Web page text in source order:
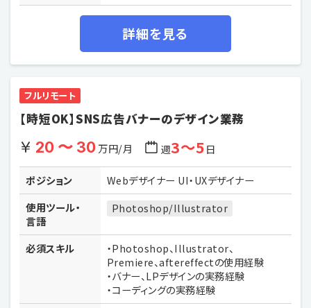
詳細を見る
フルリモート
【時短OK】SNS広告バナーのデザイン業務
20 〜 30万円/月 週3〜5日
ポジション
Webデザイナー UI・UXデザイナー
使用ツール・
言語
Photoshop/Illustrator
必須スキル
・Photoshop、Illustrator、
Premiere、aftereffectの使用経験
・バナー、LPデザインの実務経験
・コーディングの実務経験